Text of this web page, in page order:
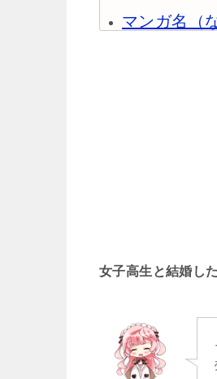
マンガ名（
女子高生と結婚し